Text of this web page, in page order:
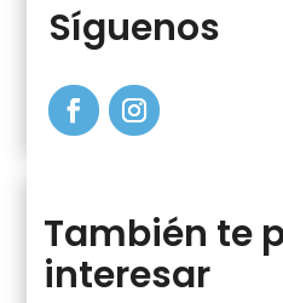
Síguenos
También te
interesar